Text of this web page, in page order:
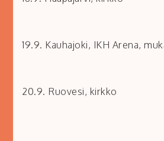
19.9. Kauhajoki, IKH Arena,
20.9. Ruovesi, kirkko